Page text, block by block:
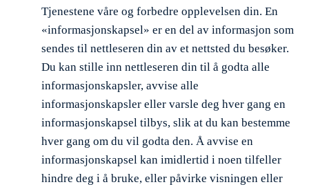
Tjenestene våre og forbedre opplevelsen din. En
«informasjonskapsel» er en del av informasjon som
sendes til nettleseren din av et nettsted du besøker.
Du kan stille inn nettleseren din til å godta alle
informasjonskapsler, avvise alle
informasjonskapsler eller varsle deg hver gang en
informasjonskapsel tilbys, slik at du kan bestemme
hver gang om du vil godta den. Å avvise en
informasjonskapsel kan imidlertid i noen tilfeller
hindre deg i å bruke, eller påvirke visningen eller